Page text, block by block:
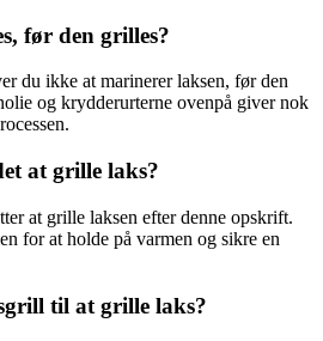
før den grilles?
du ikke at marinerer laksen, før den
og krydderurterne ovenpå giver nok
at grille laks?
at grille laksen efter denne opskrift.
for at holde på varmen og sikre en
til at grille laks?